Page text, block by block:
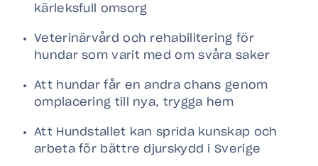
kärleksfull omsorg
Veterinärvård och rehabilitering för
hundar som varit med om svåra saker
Att hundar får en andra chans genom
omplacering till nya, trygga hem
Att Hundstallet kan sprida kunskap och
arbeta för bättre djurskydd i Sverige